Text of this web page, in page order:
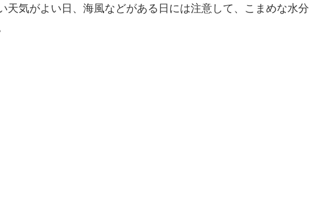
天気がよい日、海風などがある日には注意して、こまめな水分